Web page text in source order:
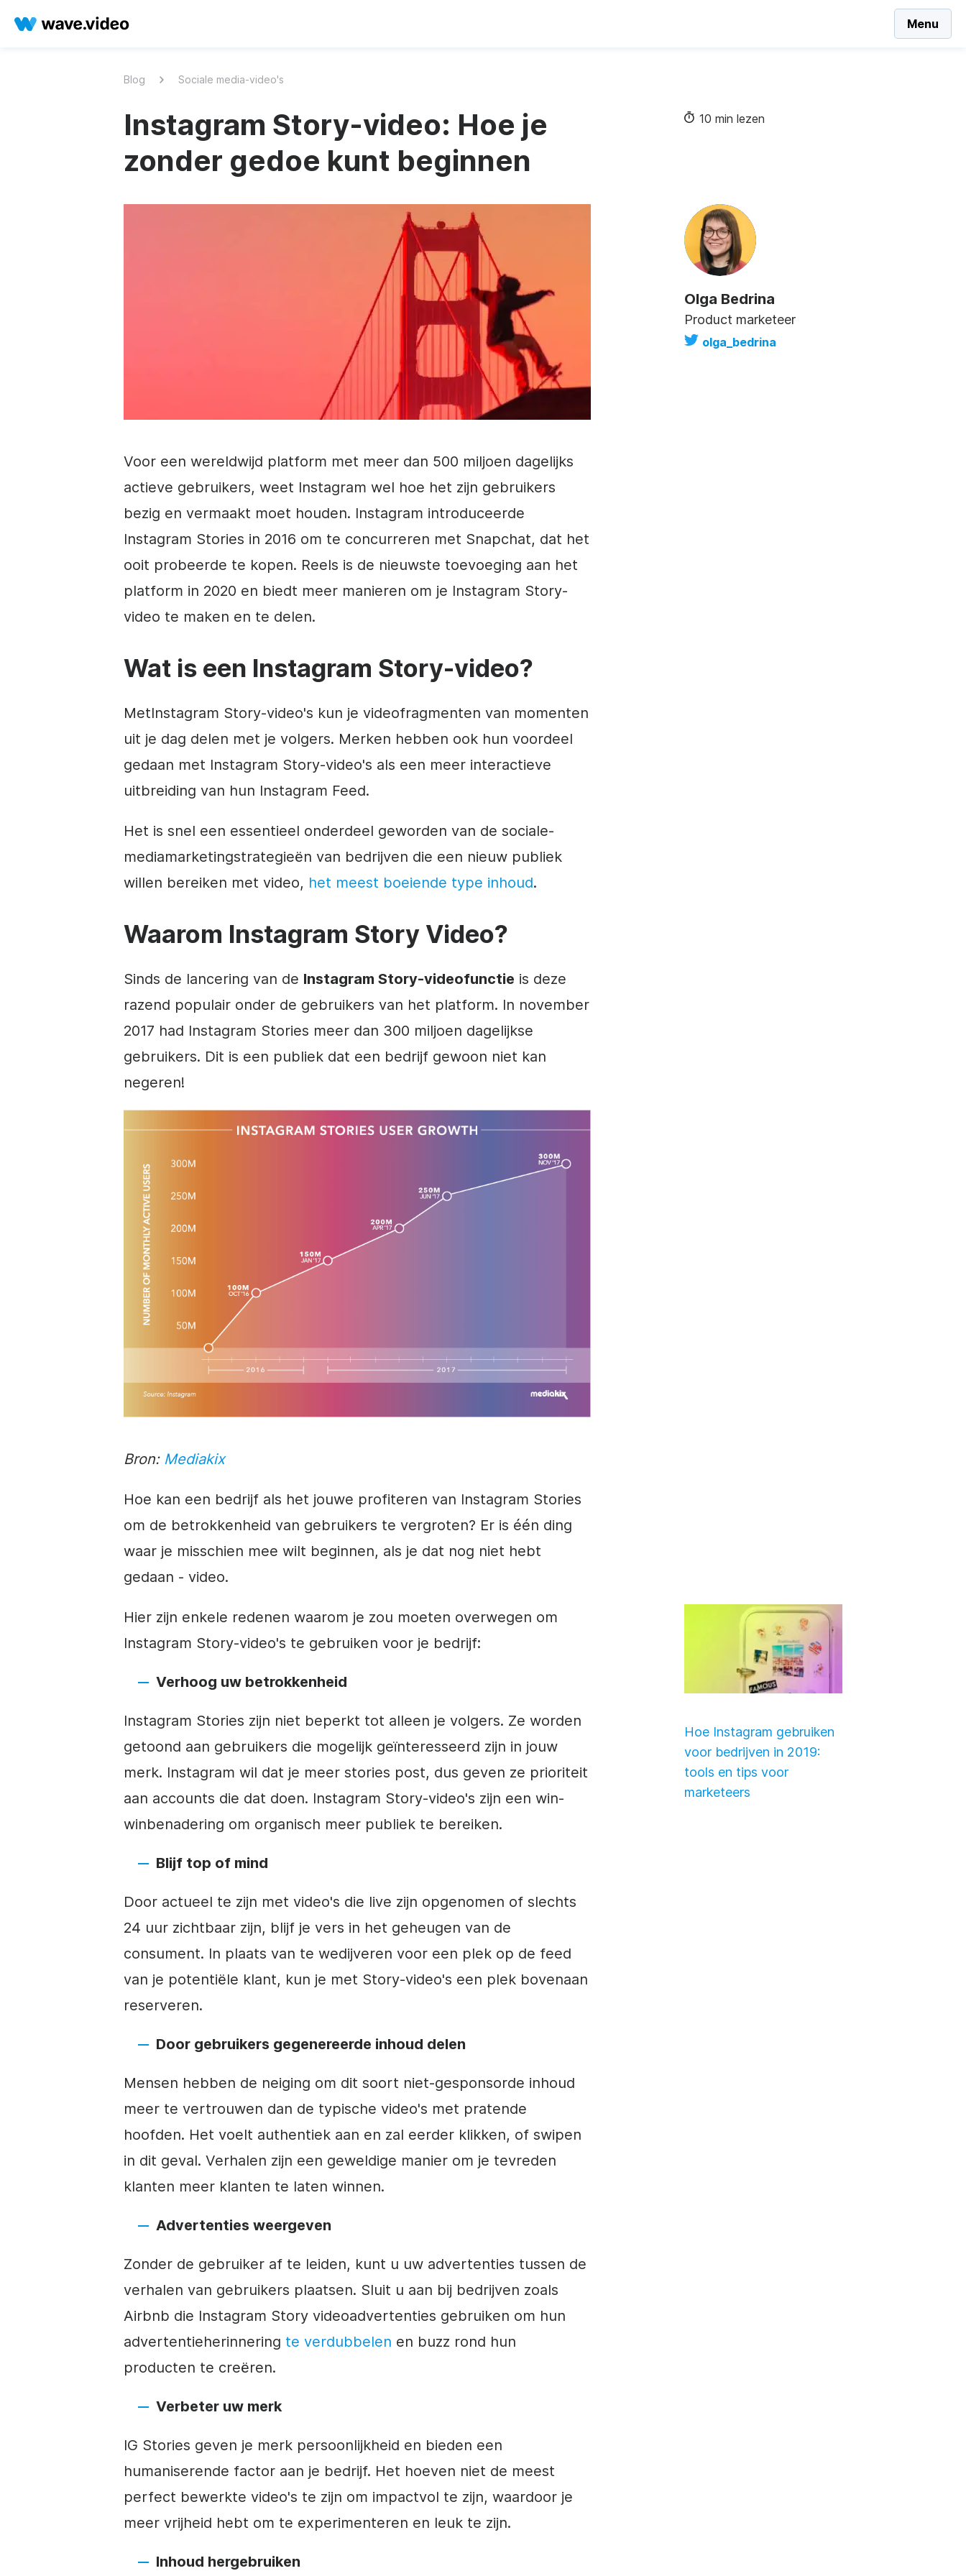
Menu
Blog Sociale media-video's
Instagram Story-video: Hoe je
zonder gedoe kunt beginnen
10 min lezen
Olga Bedrina
Product marketeer
olga_bedrina
Voor een wereldwijd platform met meer dan 500 miljoen dagelijks
actieve gebruikers, weet Instagram wel hoe het zijn gebruikers
bezig en vermaakt moet houden. Instagram introduceerde
Instagram Stories in 2016 om te concurreren met Snapchat, dat het
ooit probeerde te kopen. Reels is de nieuwste toevoeging aan het
platform in 2020 en biedt meer manieren om je Instagram Story-
video te maken en te delen.
Wat is een Instagram Story-video?
MetInstagram Story-video's kun je videofragmenten van momenten
uit je dag delen met je volgers. Merken hebben ook hun voordeel
gedaan met Instagram Story-video's als een meer interactieve
uitbreiding van hun Instagram Feed.
Het is snel een essentieel onderdeel geworden van de sociale-
mediamarketingstrategieën van bedrijven die een nieuw publiek
willen bereiken met video, het meest boeiende type inhoud.
Waarom Instagram Story Video?
Sinds de lancering van de Instagram Story-videofunctie is deze
razend populair onder de gebruikers van het platform. In november
2017 had Instagram Stories meer dan 300 miljoen dagelijkse
gebruikers. Dit is een publiek dat een bedrijf gewoon niet kan
negeren!
Bron: Mediakix
Hoe kan een bedrijf als het jouwe profiteren van Instagram Stories
om de betrokkenheid van gebruikers te vergroten? Er is één ding
waar je misschien mee wilt beginnen, als je dat nog niet hebt
gedaan - video.
Hoe Instagram gebruiken
voor bedrijven in 2019:
tools en tips voor
marketeers
Hier zijn enkele redenen waarom je zou moeten overwegen om
Instagram Story-video's te gebruiken voor je bedrijf:
Verhoog uw betrokkenheid
Instagram Stories zijn niet beperkt tot alleen je volgers. Ze worden
getoond aan gebruikers die mogelijk geïnteresseerd zijn in jouw
merk. Instagram wil dat je meer stories post, dus geven ze prioriteit
aan accounts die dat doen. Instagram Story-video's zijn een win-
winbenadering om organisch meer publiek te bereiken.
Blijf top of mind
Door actueel te zijn met video's die live zijn opgenomen of slechts
24 uur zichtbaar zijn, blijf je vers in het geheugen van de
consument. In plaats van te wedijveren voor een plek op de feed
van je potentiële klant, kun je met Story-video's een plek bovenaan
reserveren.
Door gebruikers gegenereerde inhoud delen
Mensen hebben de neiging om dit soort niet-gesponsorde inhoud
meer te vertrouwen dan de typische video's met pratende
hoofden. Het voelt authentiek aan en zal eerder klikken, of swipen
in dit geval. Verhalen zijn een geweldige manier om je tevreden
klanten meer klanten te laten winnen.
Advertenties weergeven
Zonder de gebruiker af te leiden, kunt u uw advertenties tussen de
verhalen van gebruikers plaatsen. Sluit u aan bij bedrijven zoals
Airbnb die Instagram Story videoadvertenties gebruiken om hun
advertentieherinnering te verdubbelen en buzz rond hun
producten te creëren.
Verbeter uw merk
IG Stories geven je merk persoonlijkheid en bieden een
humaniserende factor aan je bedrijf. Het hoeven niet de meest
perfect bewerkte video's te zijn om impactvol te zijn, waardoor je
meer vrijheid hebt om te experimenteren en leuk te zijn.
Inhoud hergebruiken